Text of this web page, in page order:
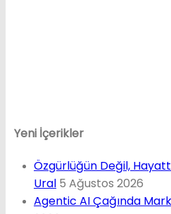
Yeni İçerikler
Özgürlüğün Değil,
Ural 5 Ağustos 2026
Agentic AI Çağında